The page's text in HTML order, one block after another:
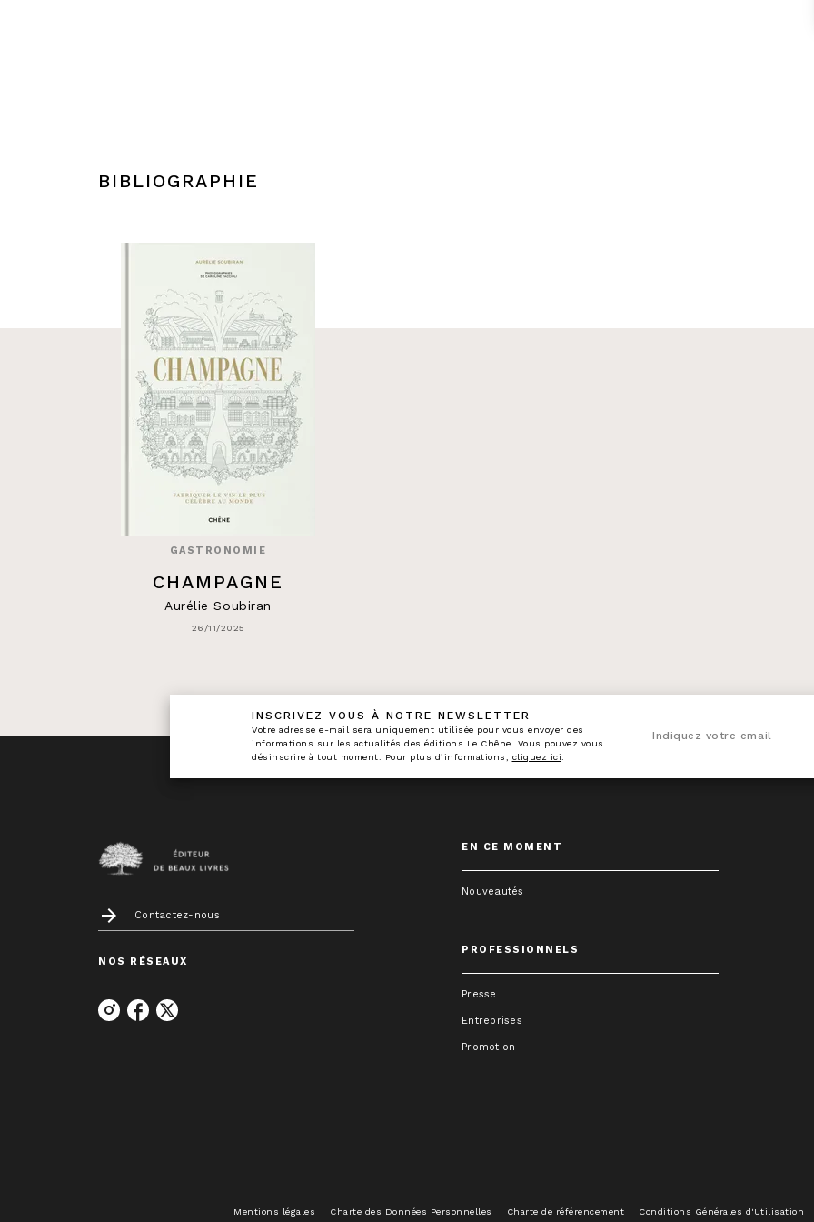
BIBLIOGRAPHIE
GASTRONOMIE
CHAMPAGNE
Aurélie Soubiran
26/11/2025
calmann_enveloppe
INSCRIVEZ-VOUS À NOTRE NEWSLETTER
Votre adresse e-mail sera uniquement utilisée pour vous envoyer des
informations sur les actualités des éditions Le Chêne. Vous pouvez vous
désinscrire à tout moment. Pour plus d’informations, cliquez ici
Indiquez votre email
arrow_forward Contactez-nous
NOS RÉSEAUX
EN CE MOMENT
Nouveautés
PROFESSIONNELS
Presse
Entreprises
Promotion
Mentions légales Charte des Données Personnelles Charte de référencement Conditions Générales d'Utilisation